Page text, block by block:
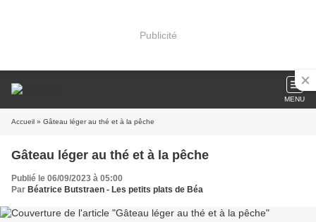
Publicité
MENU
Accueil » Gâteau léger au thé et à la pêche
Gâteau léger au thé et à la pêche
Publié le 06/09/2023 à 05:00
Par Béatrice Butstraen - Les petits plats de Béa